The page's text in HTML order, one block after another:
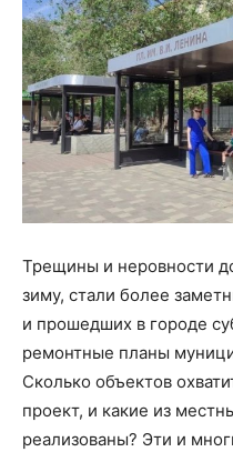
Трещины и неровности
зиму, стали более
и прошедших в городе
ремонтные планы
Сколько объектов
проект, и какие из
реализованы? Эти и